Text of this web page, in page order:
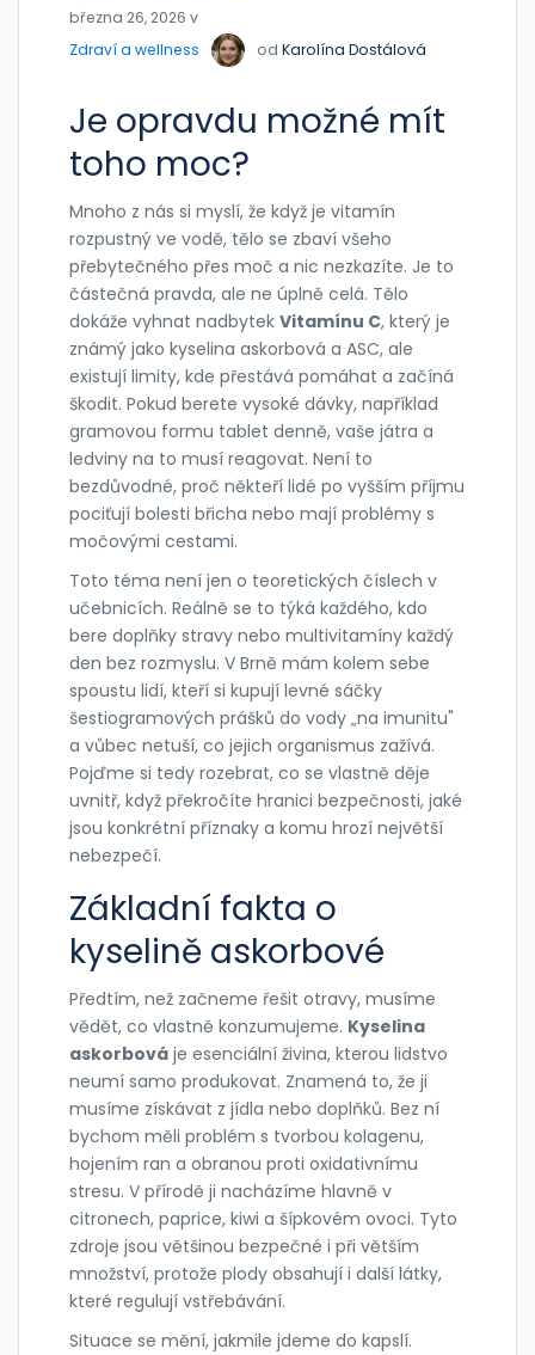
března 26, 2026 v
Zdraví a wellness
od Karolína Dostálová
Je opravdu možné mít
toho moc?
Mnoho z nás si myslí, že když je vitamín
rozpustný ve vodě, tělo se zbaví všeho
přebytečného přes moč a nic nezkazíte. Je to
částečná pravda, ale ne úplně celá. Tělo
dokáže vyhnat nadbytek Vitamínu C, který je
známý jako kyselina askorbová a ASC, ale
existují limity, kde přestává pomáhat a začíná
škodit. Pokud berete vysoké dávky, například
gramovou formu tablet denně, vaše játra a
ledviny na to musí reagovat. Není to
bezdůvodné, proč někteří lidé po vyšším příjmu
pociťují bolesti břicha nebo mají problémy s
močovými cestami.
Toto téma není jen o teoretických číslech v
učebnicích. Reálně se to týká každého, kdo
bere doplňky stravy nebo multivitamíny každý
den bez rozmyslu. V Brně mám kolem sebe
spoustu lidí, kteří si kupují levné sáčky
šestiogramových prášků do vody „na imunitu"
a vůbec netuší, co jejich organismus zažívá.
Pojďme si tedy rozebrat, co se vlastně děje
uvnitř, když překročíte hranici bezpečnosti, jaké
jsou konkrétní příznaky a komu hrozí největší
nebezpečí.
Základní fakta o
kyselině askorbové
Předtím, než začneme řešit otravy, musíme
vědět, co vlastně konzumujeme. Kyselina
askorbová je esenciální živina, kterou lidstvo
neumí samo produkovat. Znamená to, že ji
musíme získávat z jídla nebo doplňků. Bez ní
bychom měli problém s tvorbou kolagenu,
hojením ran a obranou proti oxidativnímu
stresu. V přírodě ji nacházíme hlavně v
citronech, paprice, kiwi a šípkovém ovoci. Tyto
zdroje jsou většinou bezpečné i při větším
množství, protože plody obsahují i další látky,
které regulují vstřebávání.
Situace se mění, jakmile jdeme do kapslí.